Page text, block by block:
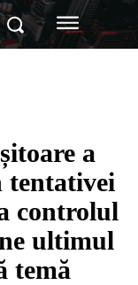
a
tentativei
controlul
ultimul
temă